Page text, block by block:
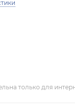
только для